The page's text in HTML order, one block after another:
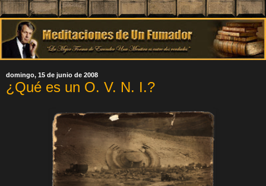
domingo, 15 de junio de 2008
¿Qué es un O. V. N. I.?